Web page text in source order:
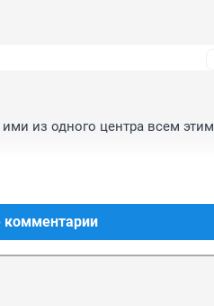
из одного центра всем этим
комментарии